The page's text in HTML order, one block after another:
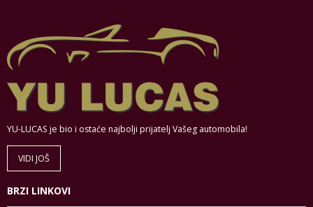
YU-LUCAS je bio i ostaće najbolji prijatelj Vašeg automobila!
VIDI JOŠ
BRZI LINKOVI